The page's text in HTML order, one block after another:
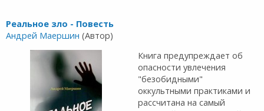
Реальное зло - Повесть
Андрей Маершин (Автор)
Книга предупреждает об
опасности увлечения
"безобидными"
оккультными практиками и
рассчитана на самый